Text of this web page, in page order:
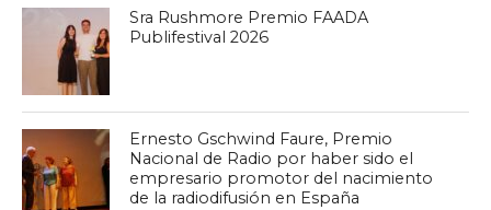
Sra Rushmore Premio FAADA
Publifestival 2026
Ernesto Gschwind Faure, Premio
Nacional de Radio por haber sido el
empresario promotor del nacimiento
de la radiodifusión en España